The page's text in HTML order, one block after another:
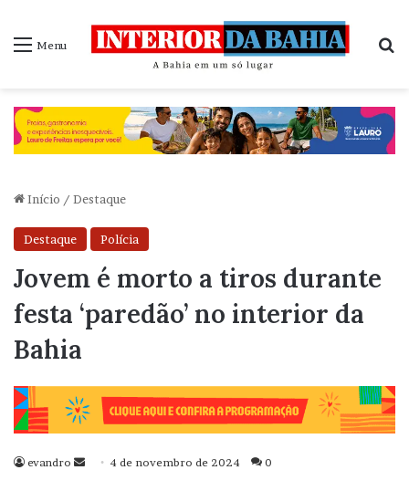
Menu
Início / Destaque
Destaque Polícia
Jovem é morto a tiros durante
festa ‘paredão’ no interior da
Bahia
evandro
Mande4 de novembro de 2024 0